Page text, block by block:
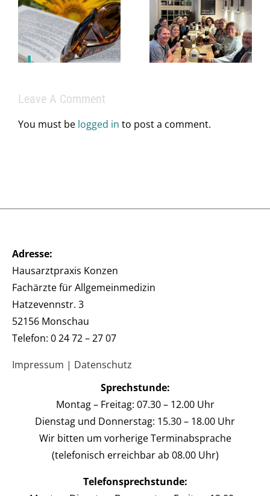
als
medizinisches
Fachwissen
Team.
Info zu
im Juni
Leave A Comment
You must be logged in to post a comment.
Adresse:
Hausarztpraxis Konzen
Fachärzte für Allgemeinmedizin
Hatzevennstr. 3
52156 Monschau
Telefon: 0 24 72 – 27 07
Impressum | Datenschutz
Sprechstunde:
Montag – Freitag: 07.30 – 12.00 Uhr
Dienstag und Donnerstag: 15.30 – 18.00 Uhr
Wir bitten um vorherige Terminabsprache
(telefonisch erreichbar ab 08.00 Uhr)
Telefonsprechstunde: